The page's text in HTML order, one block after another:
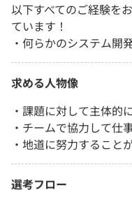
以下すべてのご経験を
ています！
・何らかのシステム
求める人物像
・課題に対して主体的
・チームで協力して仕
・地道に努力すること
選考フロー